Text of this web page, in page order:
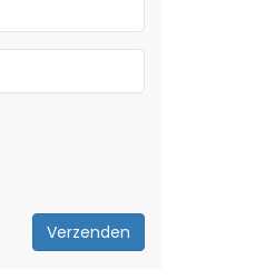
Verzenden